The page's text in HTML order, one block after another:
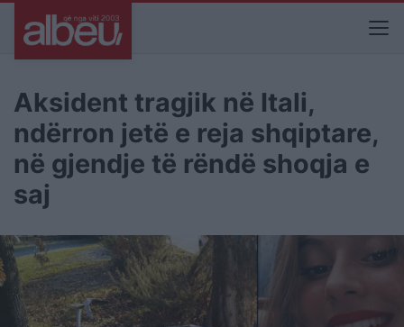
Aksident tragjik në Itali,
ndërron jetë e reja shqiptare,
në gjendje të rëndë shoqja e
saj